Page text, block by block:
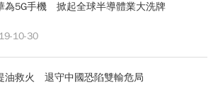
為5G手機 掀起全球半導體業大洗牌
10-30
油救火 退守中國恐陷雙輸危局